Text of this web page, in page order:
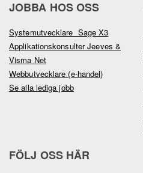
JOBBA HOS OSS
Systemutvecklare Sage X3
Applikationskonsulter Jeeves &
Visma Net
Webbutvecklare (e-handel)
Se alla lediga jobb
FÖLJ OSS HÄR